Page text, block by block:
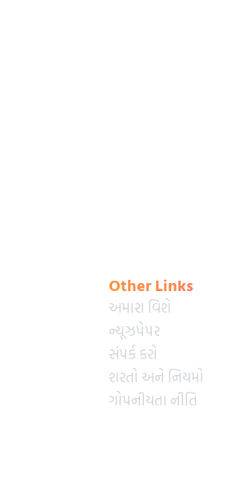
Other Links
અમારા વિશે
ન્યૂઝપેપર
સંપર્ક કરો
શરતો અને નિયમો
ગોપનીયતા નીતિ